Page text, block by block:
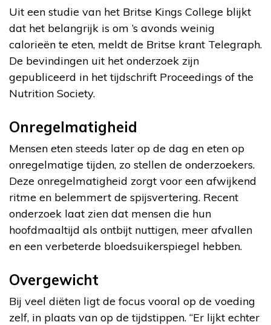
Uit een studie van het Britse Kings College blijkt
dat het belangrijk is om ’s avonds weinig
calorieën te eten, meldt de Britse krant Telegraph.
De bevindingen uit het onderzoek zijn
gepubliceerd in het tijdschrift Proceedings of the
Nutrition Society.
Onregelmatigheid
Mensen eten steeds later op de dag en eten op
onregelmatige tijden, zo stellen de onderzoekers.
Deze onregelmatigheid zorgt voor een afwijkend
ritme en belemmert de spijsvertering. Recent
onderzoek laat zien dat mensen die hun
hoofdmaaltijd als ontbijt nuttigen, meer afvallen
en een verbeterde bloedsuikerspiegel hebben.
Overgewicht
Bij veel diëten ligt de focus vooral op de voeding
zelf, in plaats van op de tijdstippen. “Er lijkt echter